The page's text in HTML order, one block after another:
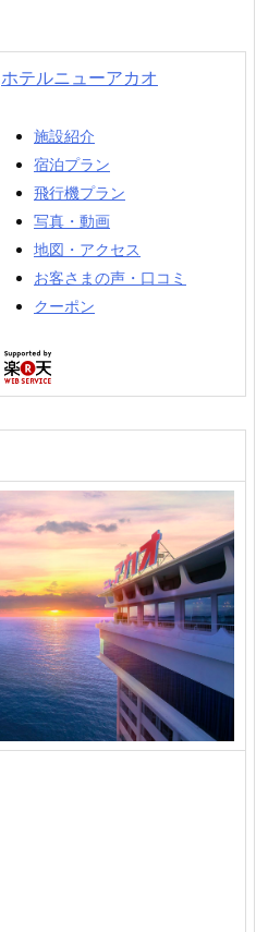
ホテルニューアカオ
施設紹介
宿泊プラン
飛行機プラン
写真・動画
地図・アクセス
お客さまの声・口コミ
クーポン